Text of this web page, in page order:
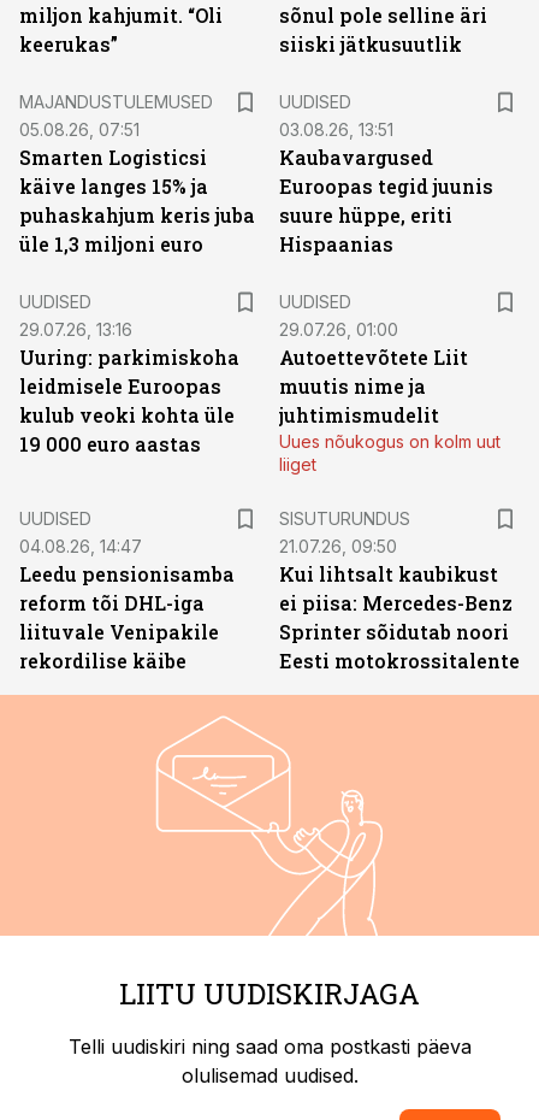
miljon kahjumit. “Oli
keerukas”
sõnul pole selline äri
siiski jätkusuutlik
MAJANDUSTULEMUSED
05.08.26, 07:51
Smarten Logisticsi
käive langes 15% ja
puhaskahjum keris juba
üle 1,3 miljoni euro
UUDISED
03.08.26, 13:51
Kaubavargused
Euroopas tegid juunis
suure hüppe, eriti
Hispaanias
UUDISED
29.07.26, 13:16
Uuring: parkimiskoha
leidmisele Euroopas
kulub veoki kohta üle
19 000 euro aastas
UUDISED
29.07.26, 01:00
Autoettevõtete Liit
muutis nime ja
juhtimismudelit
Uues nõukogus on kolm uut
liiget
UUDISED
04.08.26, 14:47
Leedu pensionisamba
reform tõi DHL-iga
liituvale Venipakile
rekordilise käibe
SISUTURUNDUS
21.07.26, 09:50
Kui lihtsalt kaubikust
ei piisa: Mercedes-Benz
Sprinter sõidutab noori
Eesti motokrossitalente
LIITU UUDISKIRJAGA
Telli uudiskiri ning saad oma postkasti päeva
olulisemad uudised.